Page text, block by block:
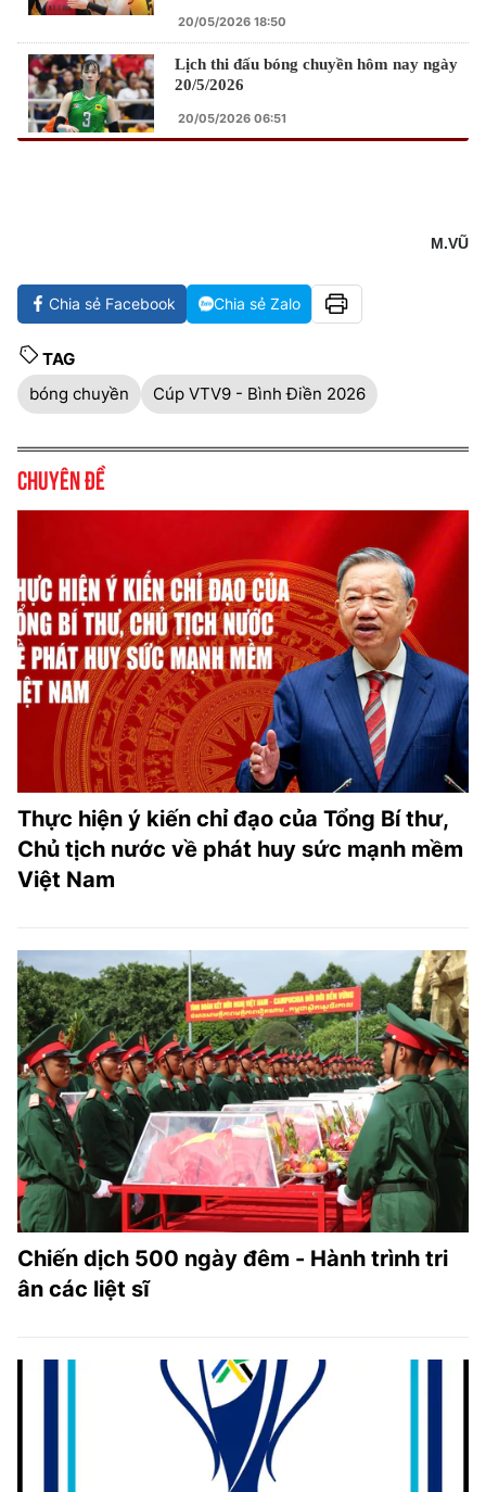
20/05/2026 18:50
Lịch thi đấu bóng chuyền hôm nay ngày
20/5/2026
20/05/2026 06:51
M.VŨ
Chia sẻ Facebook Chia sẻ Zalo
TAG
bóng chuyền
Cúp VTV9 - Bình Điền 2026
Chuyên đề
Thực hiện ý kiến chỉ đạo của Tổng Bí thư,
Chủ tịch nước về phát huy sức mạnh mềm
Việt Nam
Chiến dịch 500 ngày đêm - Hành trình tri
ân các liệt sĩ